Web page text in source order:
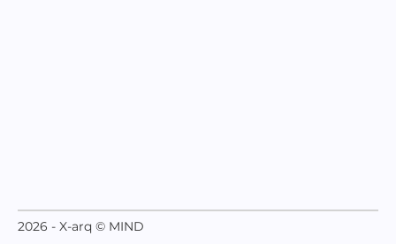
2026 - X-arq © MIND